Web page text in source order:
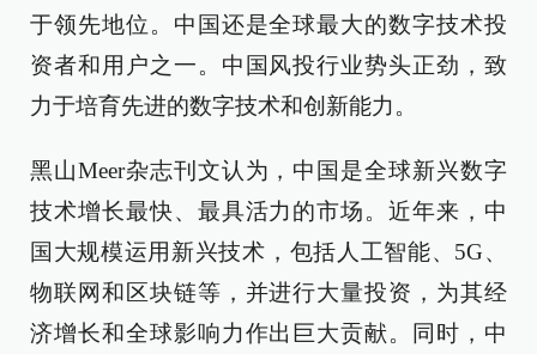
于领先地位。中国还是全球最大的数字技术投
资者和用户之一。中国风投行业势头正劲，致
力于培育先进的数字技术和创新能力。
黑山Meer杂志刊文认为，中国是全球新兴数字
技术增长最快、最具活力的市场。近年来，中
国大规模运用新兴技术，包括人工智能、5G、
物联网和区块链等，并进行大量投资，为其经
济增长和全球影响力作出巨大贡献。同时，中